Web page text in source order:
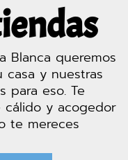
Blanca queremos
y nuestras
para eso. Te
cálido y acogedor
te mereces